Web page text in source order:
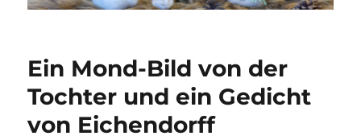
Ein Mond-Bild von der
Tochter und ein Gedicht
von Eichendorff